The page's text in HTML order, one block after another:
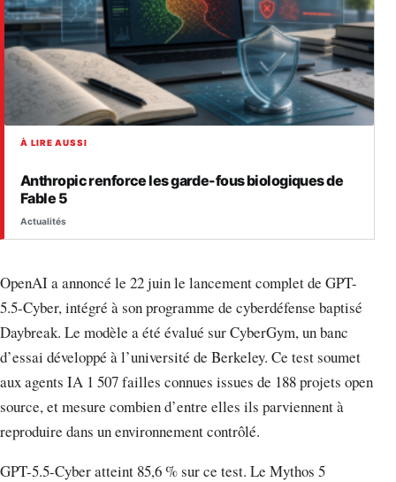
À LIRE AUSSI
Anthropic renforce les garde-fous biologiques de
Fable 5
Actualités
OpenAI a annoncé le 22 juin le lancement complet de GPT-
5.5-Cyber, intégré à son programme de cyberdéfense baptisé
Daybreak. Le modèle a été évalué sur CyberGym, un banc
d’essai développé à l’université de Berkeley. Ce test soumet
aux agents IA 1 507 failles connues issues de 188 projets open
source, et mesure combien d’entre elles ils parviennent à
reproduire dans un environnement contrôlé.
GPT-5.5-Cyber atteint 85,6 % sur ce test. Le Mythos 5